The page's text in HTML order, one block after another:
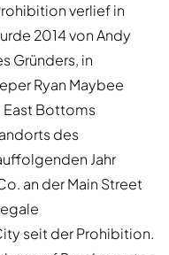
verlief in
2014 von Andy
Gründers, in
Ryan Maybee
Bottoms
des
Jahr
an der Main Street
seit der Prohibition.